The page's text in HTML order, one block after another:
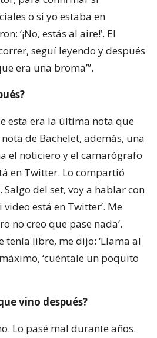
o si yo estaba en
‘¡No, estás al aire!’. El
seguí leyendo y después
era una broma’”.
esta era la última nota que
de Bachelet, además, una
el noticiero y el camarógrafo
en Twitter. Lo compartió
Salgo del set, voy a hablar con
está en Twitter’. Me
no creo que pase nada’.
tenía libre, me dijo: ‘Llama al
‘cuéntale un poquito
vino después?
Lo pasé mal durante años.